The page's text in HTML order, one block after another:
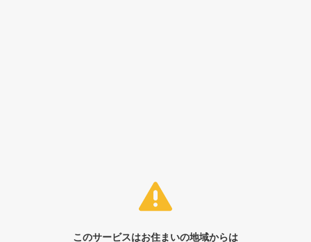
このサービスはお住まいの地域からは